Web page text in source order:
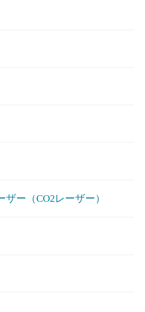
ザー（CO2レーザー）